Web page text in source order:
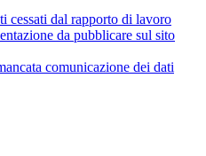
cessati dal rapporto di lavoro
da pubblicare sul sito
comunicazione dei dati